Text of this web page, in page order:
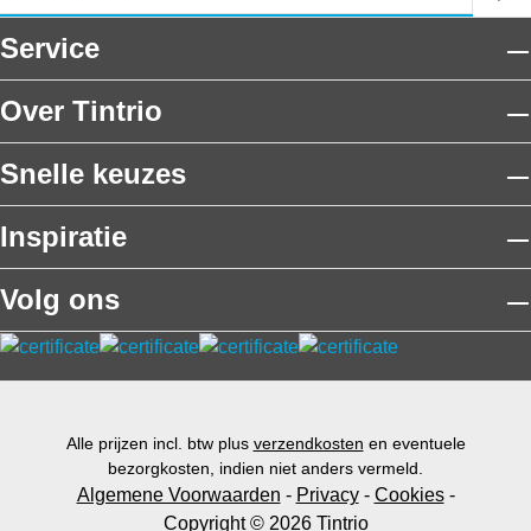
Service
Over Tintrio
Snelle keuzes
Inspiratie
Volg ons
Alle prijzen incl. btw plus verzendkosten en eventuele
bezorgkosten, indien niet anders vermeld.
Algemene Voorwaarden - Privacy- Cookies-
Copyright © 2026 Tintrio